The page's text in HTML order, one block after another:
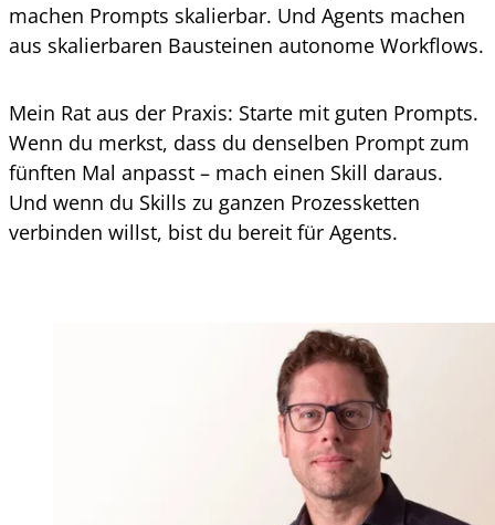
machen Prompts skalierbar. Und Agents machen
aus skalierbaren Bausteinen autonome Workflows.
Mein Rat aus der Praxis: Starte mit guten Prompts.
Wenn du merkst, dass du denselben Prompt zum
fünften Mal anpasst – mach einen Skill daraus.
Und wenn du Skills zu ganzen Prozessketten
verbinden willst, bist du bereit für Agents.